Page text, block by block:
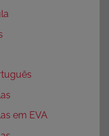
em EVA